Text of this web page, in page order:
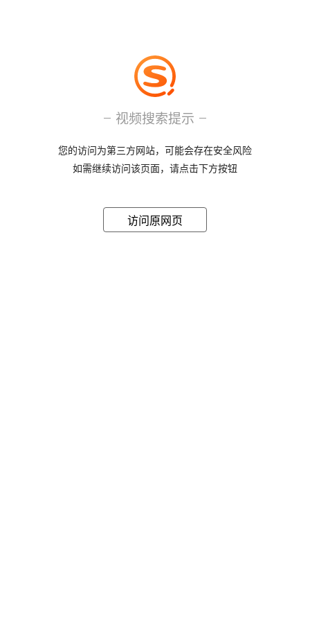
视频搜索提示
您的访问为第三方网站，可能会存在安全风险
如需继续访问该页面，请点击下方按钮
访问原网页